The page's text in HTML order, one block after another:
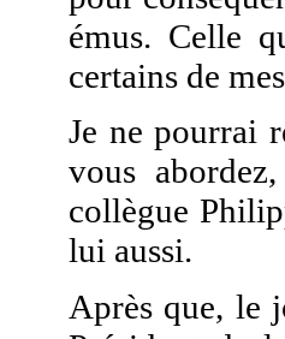
émus. Celle
certains de
Je ne pourrai
vous
collègue
lui aussi.
Après que, le